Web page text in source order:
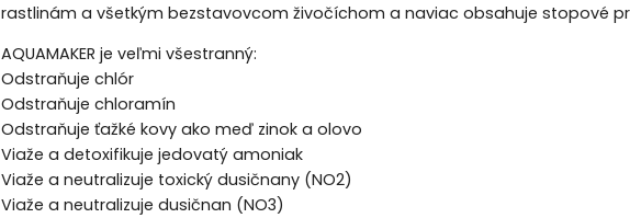
rastlinám a všetkým bezstavovcom živočíchom a naviac obsahuje stopové
AQUAMAKER je veľmi všestranný:
Odstraňuje chlór
Odstraňuje chloramín
Odstraňuje ťažké kovy ako meď zinok a olovo
Viaže a detoxifikuje jedovatý amoniak
Viaže a neutralizuje toxický dusičnany (NO2)
Viaže a neutralizuje dusičnan (NO3)